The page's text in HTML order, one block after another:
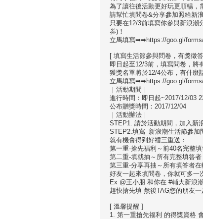
為了讓往後活動更好玩更順暢，
請幫忙填問卷&分享參加照給新
只要在12/3前填寫你參與新浪潮
券)！
立馬填寫➡➡https://goo.gl/
[ 填寫生活節參與問卷，有獎徵
即日起至12/3前，填寫問卷，將
獲獎名單將於12/4公布，有什麼
立馬填寫➡➡https://goo.gl/
｜活動期間｜
進行時間：即日起~2017/12/03
公布贈獎時間：2017/12/04
｜活動辦法｜
STEP1. 請於活動期間，加入新
STEP2.填寫_新浪潮生活節參
就有機會得到好禮三重送：
第一重-搶先福利～前40名完整
第二重-填就抽～所有完整填答
第三重-分享再抽～所有填答者
好友一起來填問卷，你就可多一
Ex @王小朋 和你在 #輔大新浪
趕快搶先填 然後TAG您的朋友一
[ 溫馨提醒 ]
1. 第一重搶先福利 的得獎資格